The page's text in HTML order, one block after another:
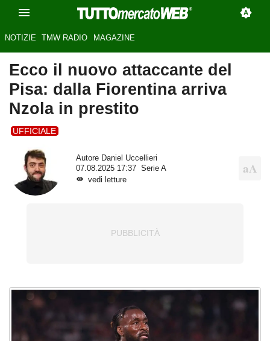
NOTIZIE TMW RADIO MAGAZINE
Ecco il nuovo attaccante del
Pisa: dalla Fiorentina arriva
Nzola in prestito
UFFICIALE
Autore Daniel Uccellieri
07.08.2025 17:37
Serie A
vedi letture